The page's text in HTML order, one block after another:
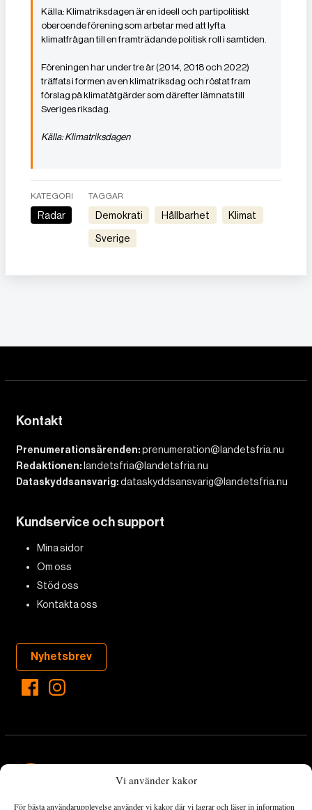
Vi använder kakor
För bästa användarupplevelse använder vi kakor där vi lagrar och läser in information
Klimatriksdagen är en ideell och partipolitiskt
oberoende förening som arbetar med att lyfta
klimatfrågan till en framträdande politisk roll i samtiden.
Föreningen har under tre år (2014, 2018 och 2022)
träffats i formen av en klimatriksdag och röstat fram
förslag på klimatåtgärder som därefter lämnats till
Sveriges riksdag.
Källa: Klimatriksdagen
KATEGORI
Radar
TAGGAR
Demokrati Hållbarhet Klimat
Sverige
Kontakt
Prenumerationsärenden:prenumeration@landetsfria.nu
Redaktionen: landetsfria@landetsfria.nu
Dataskyddsansvarig:dataskyddsansvarig@landetsfria.nu
Kundservice och support
Mina sidor
Om oss
Stöd oss
Kontakta oss
Nyhetsbrev